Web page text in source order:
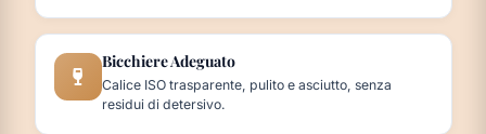
Bicchiere Adeguato
Calice ISO trasparente, pulito e asciutto, senza
residui di detersivo.